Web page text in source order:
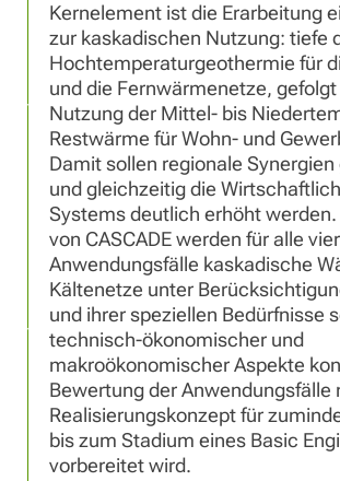
Kernelement ist die Erarbeitung
zur kaskadischen Nutzung: tiefe
Hochtemperaturgeothermie für
und die Fernwärmenetze,
Nutzung der Mittel- bis
Restwärme für Wohn- und
Damit sollen regionale
und gleichzeitig die
Systems deutlich erhöht werden.
von CASCADE werden für alle vier
Anwendungsfälle kaskadische
Kältenetze unter
und ihrer speziellen Bedürfnisse
technisch-ökonomischer und
makroökonomischer Aspekte
Bewertung der Anwendungsfälle
Realisierungskonzept für
bis zum Stadium eines Basic
vorbereitet wird.